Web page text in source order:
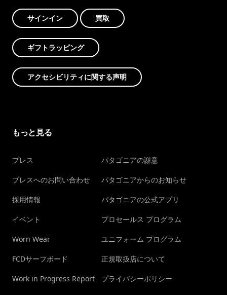
サインイン 買取
ギフトラッピング
アクセシビリティに関する声明
もっと見る
プレス
プレスへのお問い合わせ
採用情報
イベント
Worn Wear
FCDサーフボード
Work in Progress Report
パタゴニアの謝意
パタゴニアからのお知らせ
パタゴニアの公式アプリ
プロセールス プログラム
ユニフォーム プログラム
正規取扱店について
プライバシーポリシー